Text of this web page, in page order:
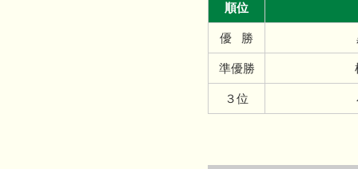
順位
優 勝
準優勝
３位